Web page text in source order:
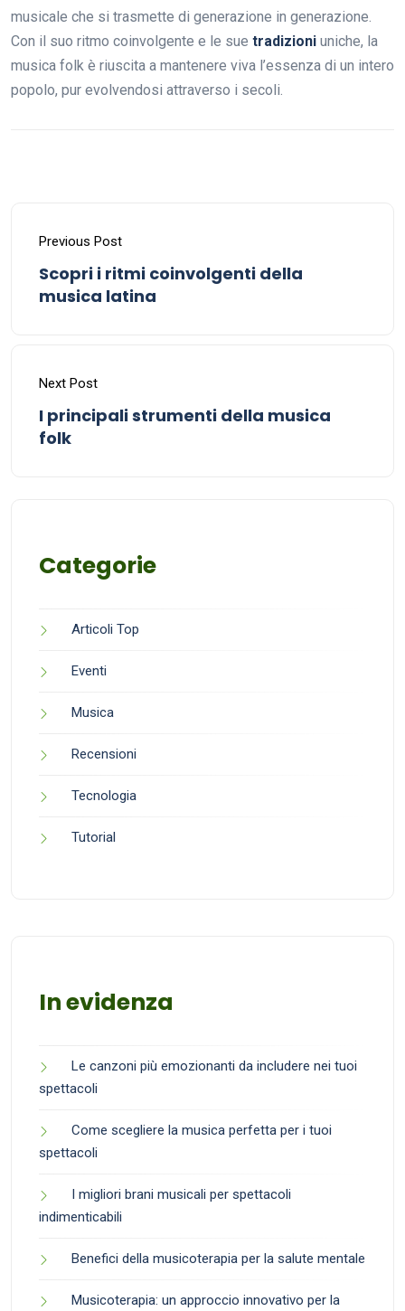
musicale che si trasmette di generazione in generazione.
Con il suo ritmo coinvolgente e le sue tradizioni uniche, la
musica folk è riuscita a mantenere viva l’essenza di un intero
popolo, pur evolvendosi attraverso i secoli.
Previous Post
Scopri i ritmi coinvolgenti della
musica latina
Next Post
I principali strumenti della musica
folk
Categorie
Articoli Top
Eventi
Musica
Recensioni
Tecnologia
Tutorial
In evidenza
Le canzoni più emozionanti da includere nei tuoi
spettacoli
Come scegliere la musica perfetta per i tuoi
spettacoli
I migliori brani musicali per spettacoli
indimenticabili
Benefici della musicoterapia per la salute mentale
Musicoterapia: un approccio innovativo per la